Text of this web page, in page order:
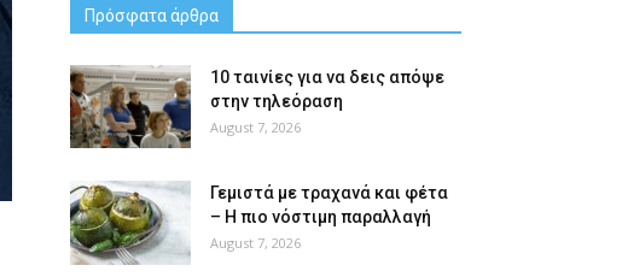
Πρόσφατα άρθρα
10 ταινίες για να δεις απόψε
στην τηλεόραση
August 7, 2026
Γεμιστά με τραχανά και φέτα
– Η πιο νόστιμη παραλλαγή
August 7, 2026